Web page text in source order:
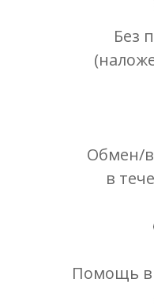
Без
Обмен/
в
Помощь в